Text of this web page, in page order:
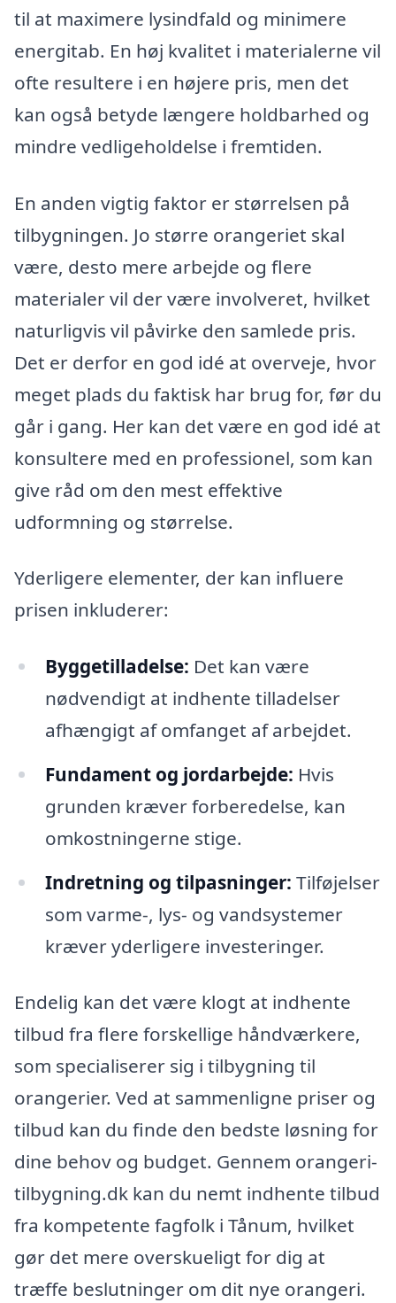
til at maximere lysindfald og minimere
energitab. En høj kvalitet i materialerne vil
ofte resultere i en højere pris, men det
kan også betyde længere holdbarhed og
mindre vedligeholdelse i fremtiden.
En anden vigtig faktor er størrelsen på
tilbygningen. Jo større orangeriet skal
være, desto mere arbejde og flere
materialer vil der være involveret, hvilket
naturligvis vil påvirke den samlede pris.
Det er derfor en god idé at overveje, hvor
meget plads du faktisk har brug for, før du
går i gang. Her kan det være en god idé at
konsultere med en professionel, som kan
give råd om den mest effektive
udformning og størrelse.
Yderligere elementer, der kan influere
prisen inkluderer:
Byggetilladelse: Det kan være
nødvendigt at indhente tilladelser
afhængigt af omfanget af arbejdet.
Fundament og jordarbejde: Hvis
grunden kræver forberedelse, kan
omkostningerne stige.
Indretning og tilpasninger: Tilføjelser
som varme-, lys- og vandsystemer
kræver yderligere investeringer.
Endelig kan det være klogt at indhente
tilbud fra flere forskellige håndværkere,
som specialiserer sig i tilbygning til
orangerier. Ved at sammenligne priser og
tilbud kan du finde den bedste løsning for
dine behov og budget. Gennem orangeri-
tilbygning.dk kan du nemt indhente tilbud
fra kompetente fagfolk i Tånum, hvilket
gør det mere overskueligt for dig at
træffe beslutninger om dit nye orangeri.